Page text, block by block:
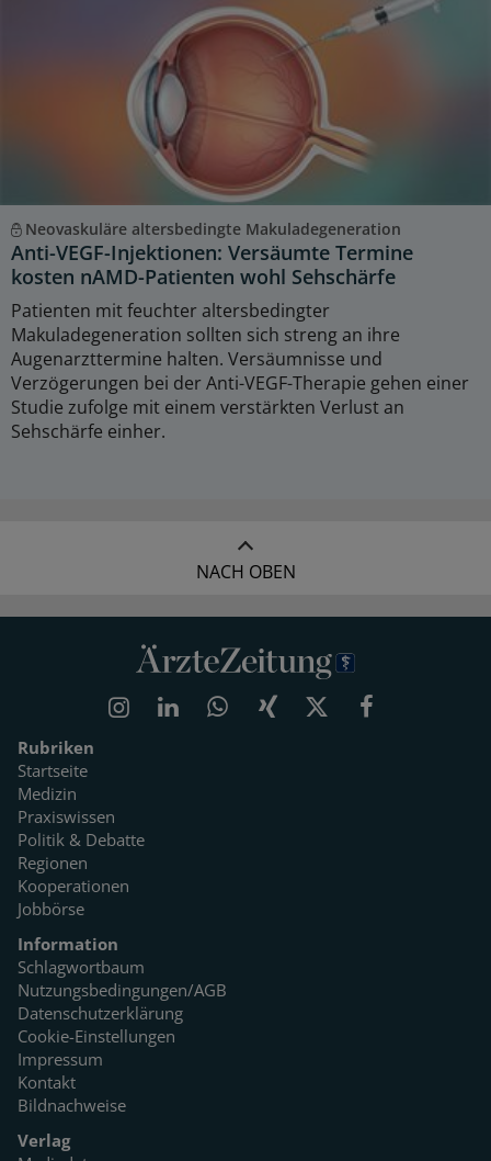
Neovaskuläre altersbedingte Makuladegeneration
Anti-VEGF-Injektionen: Versäumte Termine
kosten nAMD-Patienten wohl Sehschärfe
Patienten mit feuchter altersbedingter
Makuladegeneration sollten sich streng an ihre
Augenarzttermine halten. Versäumnisse und
Verzögerungen bei der Anti-VEGF-Therapie gehen einer
Studie zufolge mit einem verstärkten Verlust an
Sehschärfe einher.
NACH OBEN
Rubriken
Startseite
Medizin
Praxiswissen
Politik & Debatte
Regionen
Kooperationen
Jobbörse
Information
Schlagwortbaum
Nutzungsbedingungen/AGB
Datenschutzerklärung
Cookie-Einstellungen
Impressum
Kontakt
Bildnachweise
Verlag